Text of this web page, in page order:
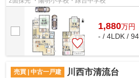
1,880万円
- / 4LDK /
売買 | 中古一戸建 川西市清流台